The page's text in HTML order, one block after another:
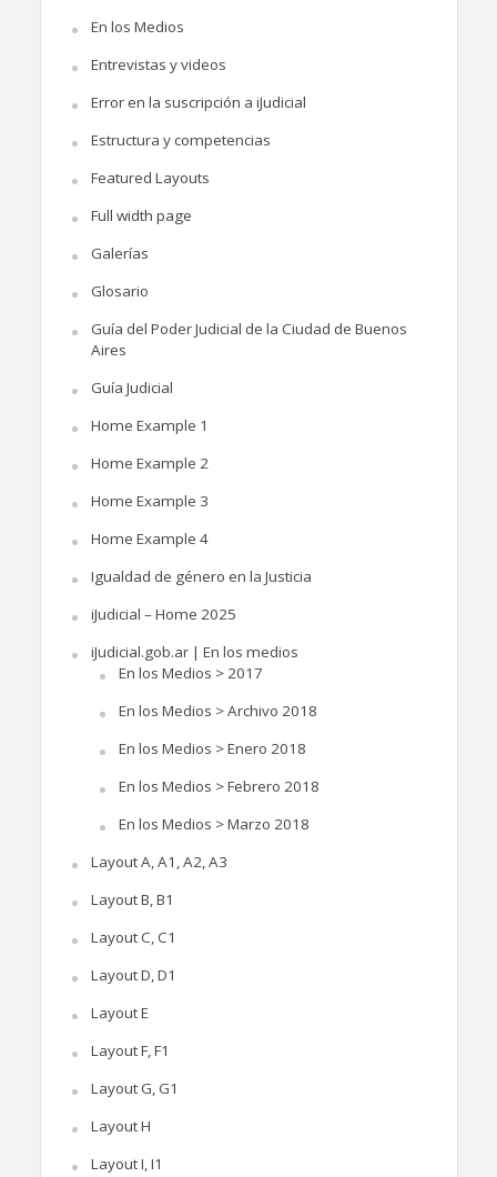
En los Medios
Entrevistas y videos
Error en la suscripción a iJudicial
Estructura y competencias
Featured Layouts
Full width page
Galerías
Glosario
Guía del Poder Judicial de la Ciudad de Buenos
Aires
Guía Judicial
Home Example 1
Home Example 2
Home Example 3
Home Example 4
Igualdad de género en la Justicia
iJudicial – Home 2025
iJudicial.gob.ar | En los medios
En los Medios > 2017
En los Medios > Archivo 2018
En los Medios > Enero 2018
En los Medios > Febrero 2018
En los Medios > Marzo 2018
Layout A, A1, A2, A3
Layout B, B1
Layout C, C1
Layout D, D1
Layout E
Layout F, F1
Layout G, G1
Layout H
Layout I, I1